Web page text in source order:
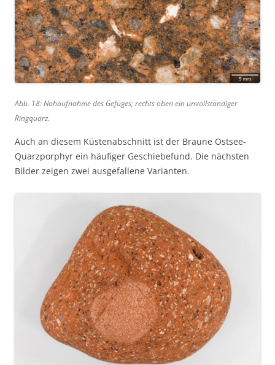
Abb. 18: Nahaufnahme des Gefüges; rechts oben ein unvollständiger
Ringquarz.
Auch an diesem Küstenabschnitt ist der Braune Ostsee-
Quarzporphyr ein häufiger Geschiebefund. Die nächsten
Bilder zeigen zwei ausgefallene Varianten.